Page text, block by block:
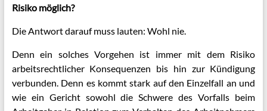
Risiko möglich?
Die Antwort darauf muss lauten: Wohl nie.
Denn ein solches Vorgehen ist immer mit dem Risiko
arbeitsrechtlicher Konsequenzen bis hin zur Kündigung
verbunden. Denn es kommt stark auf den Einzelfall an und
wie ein Gericht sowohl die Schwere des Vorfalls beim